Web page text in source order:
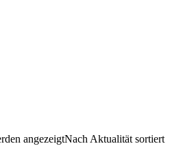
angezeigtNach Aktualität sortiert